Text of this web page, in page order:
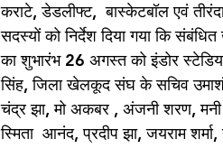
कराटे, डेडलीफ्ट,  बास्केटबॉल एवं
सदस्यों को निर्देश दिया गया कि
का शुभारंभ 26 अगस्त को इंडोर
सिंह, जिला खेलकूद संघ के सचिव
चंद्र झा, मो अकबर , अंजनी शरण, मनी
स्मिता  आनंद, प्रदीप झा, जयराम